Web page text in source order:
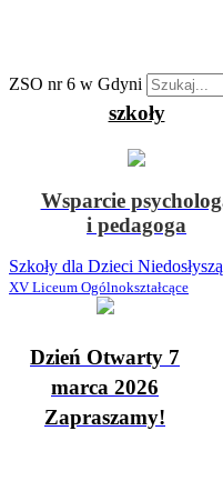
ZSO nr 6 w Gdyni
Szkoły dla Dzieci
XV Liceum Ogólnokształcące
szkoły
Wsparcie
i pedagoga
Dzień Otwarty 7
marca 2026
Zapraszamy!